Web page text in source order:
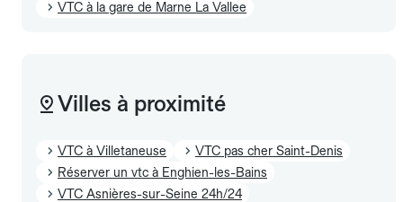
VTC à la gare de Marne La Vallee
Villes à proximité
VTC à Villetaneuse
VTC pas cher Saint-Denis
Réserver un vtc à Enghien-les-Bains
VTC Asnières-sur-Seine 24h/24